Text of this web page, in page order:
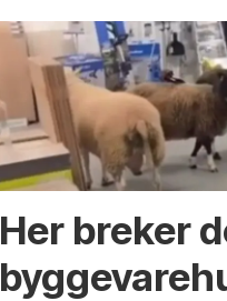
Her breker